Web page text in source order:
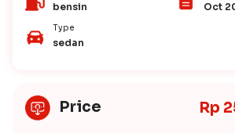
bensin Oct
Type
sedan
Price Rp